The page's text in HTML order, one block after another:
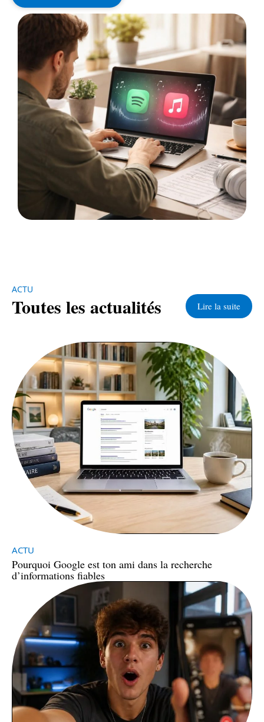
ACTU
Toutes les actualités Lire la suite
ACTU
Pourquoi Google est ton ami dans la recherche
d’informations fiables